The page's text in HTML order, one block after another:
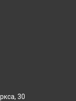
30